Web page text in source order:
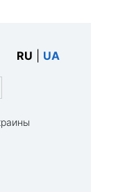
RU UA